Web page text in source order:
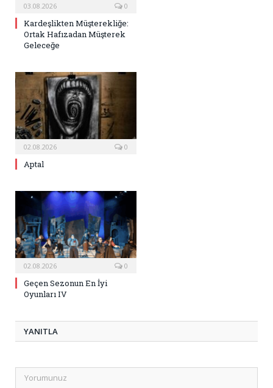
03.08.2026 0
Kardeşlikten Müşterekliğe:
Ortak Hafızadan Müşterek
Geleceğe
02.08.2026 0
Aptal
02.08.2026 0
Geçen Sezonun En İyi
Oyunları IV
YANITLA